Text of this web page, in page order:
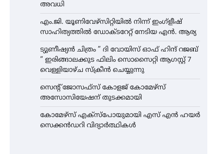
അവധി
എം.ജി. യൂണിവേഴ്‌സിറ്റിയിൽ നിന്ന് ഇംഗ്ളീഷ്
സാഹിത്യത്തിൽ ഡോക്ടറേറ്റ് നേടിയ എൻ. ആര്യ
ട്യുണീഷ്യൻ ചിത്രം ” ദി വോയിസ് ഓഫ് ഹിന്ദ് റജബ്
” ഇരിങ്ങാലക്കുട ഫിലിം സൊസൈറ്റി ആഗസ്റ്റ് 7
വെള്ളിയാഴ്ച സ്‌ക്രീൻ ചെയ്യുന്നു
സെന്റ് ജോസഫ്സ് കോളജ് കോമേഴ്‌സ്
അസോസിയേഷന് തുടക്കമായി
കോമേഴ്സ് എക്സ്പോയുമായി എസ് എൻ ഹയർ
സെക്കൻഡറി വിദ്യാർത്ഥികൾ